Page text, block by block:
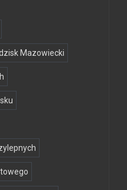
Mazowiecki